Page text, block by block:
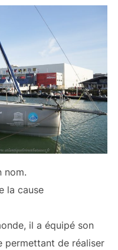
nom.
la cause
il a équipé son
permettant de réaliser